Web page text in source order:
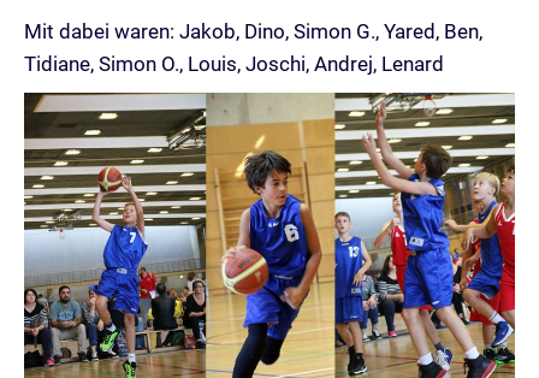
Mit dabei waren: Jakob, Dino, Simon G., Yared, Ben,
Tidiane, Simon O., Louis, Joschi, Andrej, Lenard